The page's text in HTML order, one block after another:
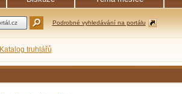
Podrobné vyhledávání na portálu
Katalog truhlářů